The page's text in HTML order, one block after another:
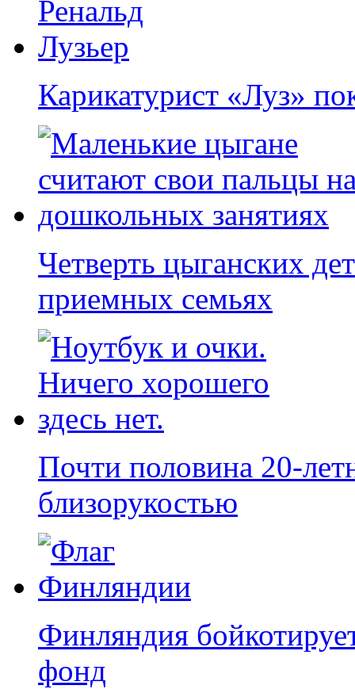
Карикатурист «Луз»
Четверть цыганских
приемных семьях
Почти половина 20-
близорукостью
Финляндия
фонд